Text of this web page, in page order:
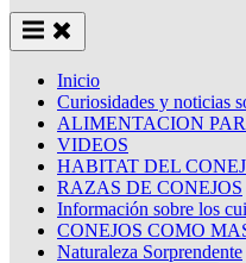
Inicio
Curiosidades y noticias
ALIMENTACION
VIDEOS
HABITAT DEL
RAZAS DE CONEJOS
Información sobre los
CONEJOS COMO
Naturaleza Sorprendente